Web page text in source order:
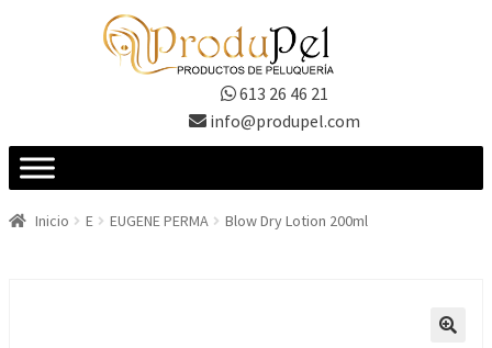
613 26 46 21
info@produpel.com
Inicio E EUGENE PERMA Blow Dry Lotion 200ml